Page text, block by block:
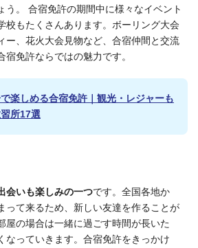
う。 合宿免許の期間中に様々なイベント
校もたくさんあります。ボーリング大会
ー、花火大会見物など、合宿仲間と交流
免許ならではの魅力です。
楽しめる合宿免許｜観光・レジャーも
所17選
会いも楽しみの一つです。全国各地か
って来るため、新しい友達を作ることが
屋の場合は一緒に過ごす時間が長いた
なっていきます。合宿免許をきっかけ